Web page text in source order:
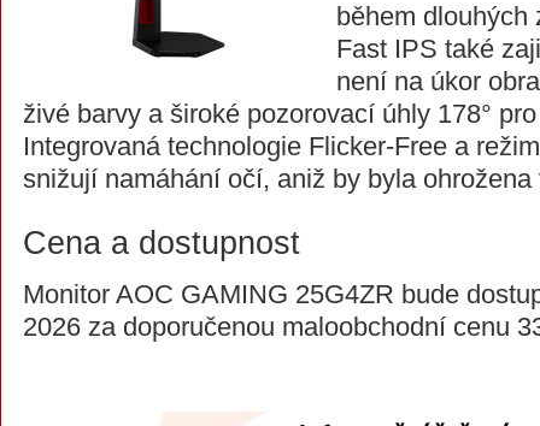
během dlouhých
Fast IPS také
není na úkor
živé barvy a široké pozorovací úhly 178°
Integrovaná technologie Flicker-Free a
snižují namáhání očí, aniž by byla
Cena a dostupnost
Monitor AOC GAMING 25G4ZR bude
2026 za doporučenou maloobchodní cenu